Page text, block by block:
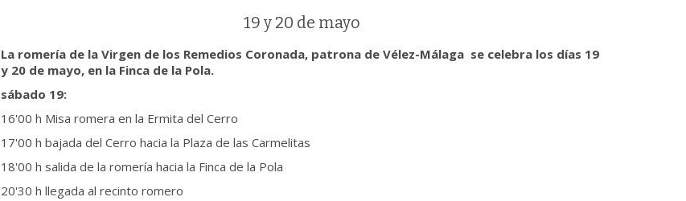
19 y 20 de mayo
La romería de la Virgen de los Remedios Coronada, patrona de Vélez-Málaga se celebra los días 19
y 20 de mayo, en la Finca de la Pola.
sábado 19:
16'00 h Misa romera en la Ermita del Cerro
17'00 h bajada del Cerro hacia la Plaza de las Carmelitas
18'00 h salida de la romería hacia la Finca de la Pola
20'30 h llegada al recinto romero